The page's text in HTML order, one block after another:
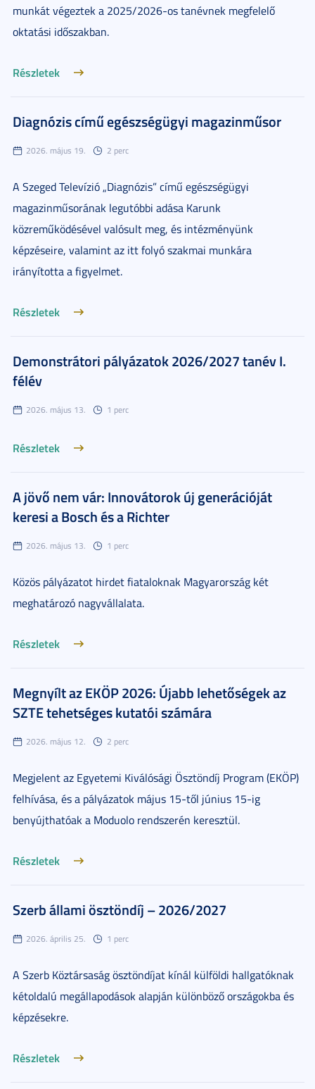
munkát végeztek a 2025/2026-os tanévnek megfelelő
oktatási időszakban.
Részletek
Diagnózis című egészségügyi magazinműsor
2026. május 19. 2 perc
A Szeged Televízió „Diagnózis” című egészségügyi
magazinműsorának legutóbbi adása Karunk
közreműködésével valósult meg, és intézményünk
képzéseire, valamint az itt folyó szakmai munkára
irányította a figyelmet.
Részletek
Demonstrátori pályázatok 2026/2027 tanév I.
félév
2026. május 13. 1 perc
Részletek
A jövő nem vár: Innovátorok új generációját
keresi a Bosch és a Richter
2026. május 13. 1 perc
Közös pályázatot hirdet fiataloknak Magyarország két
meghatározó nagyvállalata.
Részletek
Megnyílt az EKÖP 2026: Újabb lehetőségek az
SZTE tehetséges kutatói számára
2026. május 12. 2 perc
Megjelent az Egyetemi Kiválósági Ösztöndíj Program (EKÖP)
felhívása, és a pályázatok május 15-től június 15-ig
benyújthatóak a Moduolo rendszerén keresztül.
Részletek
Szerb állami ösztöndíj – 2026/2027
2026. április 25. 1 perc
A Szerb Köztársaság ösztöndíjat kínál külföldi hallgatóknak
kétoldalú megállapodások alapján különböző országokba és
képzésekre.
Részletek